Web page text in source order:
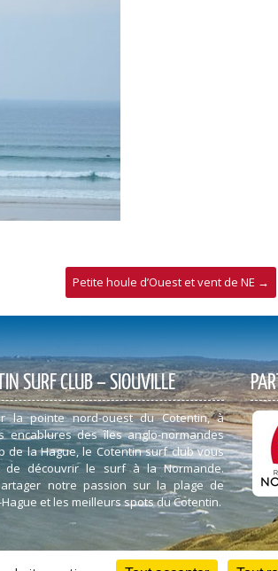
Petite houle d’Ouest et vent de NE →
SURF CLUB – SIOUVILLE
la pointe nord-ouest du Cotentin, à
encablures des îles anglo-normandes
de la Hague, le Cotentin surf club vous
de découvrir le surf à la Normande.
notre passion sur la plage de
et les meilleurs spots du Cotentin.